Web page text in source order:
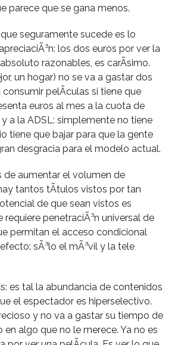
parece que se gana menos.
seguramente sucede es lo
los dos euros por ver la
razonables, es carÃ­simo.
un hogar) no se va a gastar dos
consumir pelÃ­culas si tiene que
euros al mes a la cuota de
a la ADSL: simplemente no tiene
tiene que bajar para que la gente
desgracia para el modelo actual.
de aumentar el volumen de
tantos tÃ­tulos vistos por tan
de que sean vistos es
requiere penetraciÃ³n universal de
permitan el acceso condicional
sÃ³lo el mÃ³vil y la tele
es tal la abundancia de contenidos
el espectador es hiperselectivo.
y no va a gastar su tiempo de
en algo que no le merece. Ya no es